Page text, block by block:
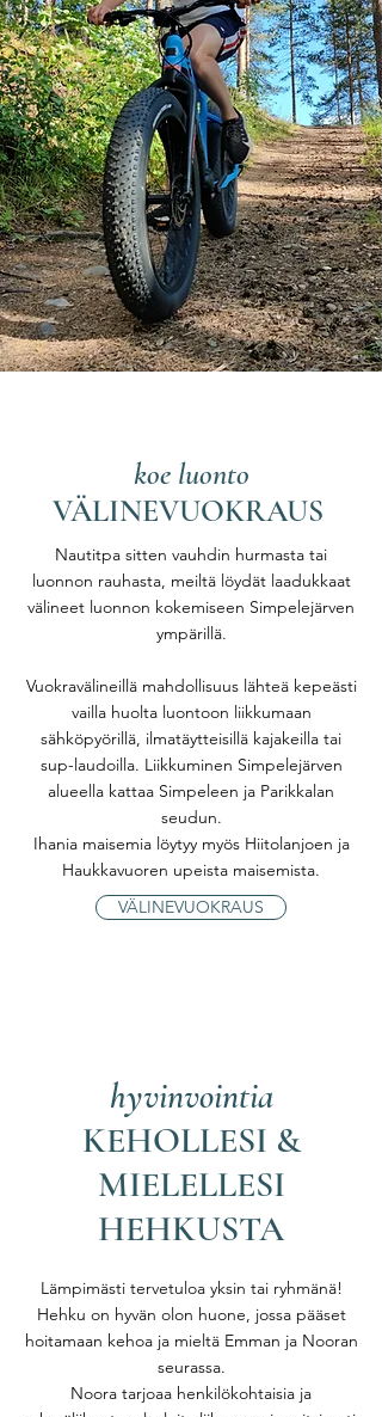
koe luonto
VÄLINEVUOKRAUS
Nautitpa sitten vauhdin hurmasta tai
luonnon rauhasta, meiltä löydät laadukkaat
välineet luonnon kokemiseen Simpelejärven
ympärillä.
Vuokravälineillä mahdollisuus lähteä kepeästi
vailla huolta luontoon liikkumaan
sähköpyörillä, ilmatäytteisillä kajakeilla tai
sup-laudoilla. Liikkuminen Simpelejärven
alueella kattaa Simpeleen ja Parikkalan
seudun.
Ihania maisemia löytyy myös Hiitolanjoen ja
Haukkavuoren upeista maisemista.
VÄLINEVUOKRAUS
hyvinvointia
KEHOLLESI &
MIELELLESI
HEHKUSTA
Lämpimästi tervetuloa yksin tai ryhmänä!
Hehku on hyvän olon huone, jossa pääset
hoitamaan kehoa ja mieltä Emman ja Nooran
seurassa.
Noora tarjoaa henkilökohtaisia ja